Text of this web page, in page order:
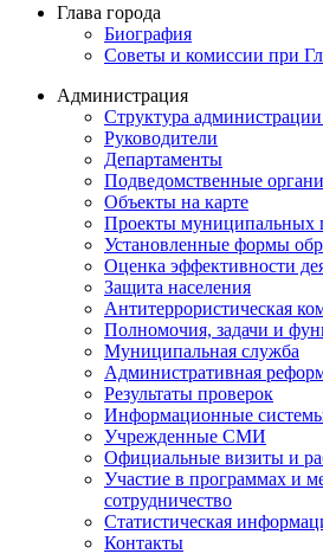
Глава города
Биография
Советы и комиссии при
Администрация
Структура администрации
Руководители
Департаменты
Подведомственные
Объекты на карте
Проекты муниципальных
Установленные формы
Оценка эффективности
Защита населения
Антитеррористическая
Полномочия, задачи и
Муниципальная служба
Административная
Результаты проверок
Информационные
Учрежденные СМИ
Официальные визиты и
Участие в программах и
сотрудничество
Статистическая
Контакты